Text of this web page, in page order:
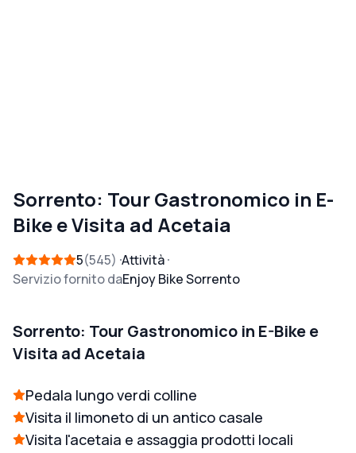
Sorrento: Tour Gastronomico in E-
Bike e Visita ad Acetaia
5 545
Attività
Servizio fornito daEnjoy Bike Sorrento
Sorrento: Tour Gastronomico in E-Bike e
Visita ad Acetaia
Pedala lungo verdi colline
Visita il limoneto di un antico casale
Visita l'acetaia e assaggia prodotti locali